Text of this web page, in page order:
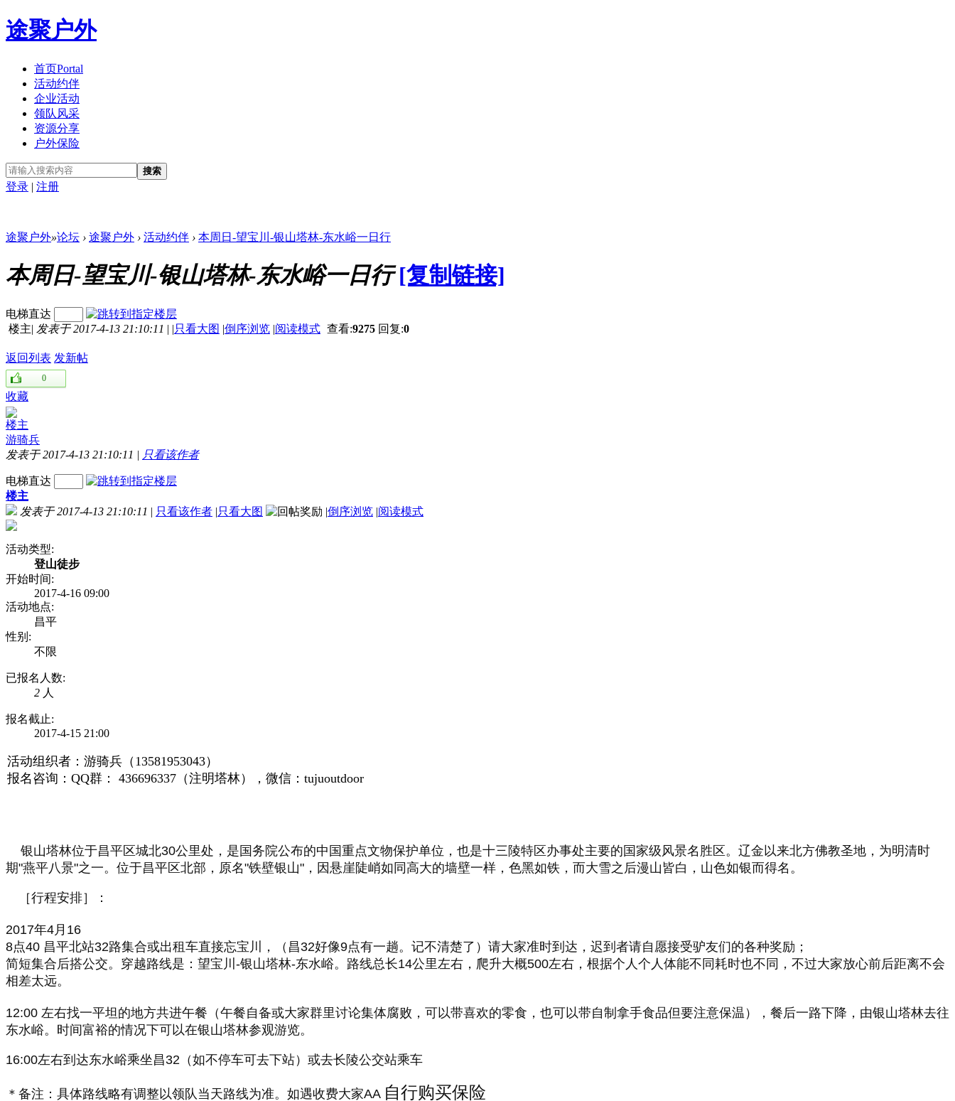
途聚户外
首页Portal
活动约伴
企业活动
领队风采
资源分享
户外保险
搜索
登录 | 注册
途聚户外»论坛 › 途聚户外 › 活动约伴 › 本周日-望宝川-银山塔林-东水峪一日行
本周日-望宝川-银山塔林-东水峪一日行 [复制链接]
电梯直达
楼主| 发表于 2017-4-13 21:10:11 | |只看大图 |倒序浏览 |阅读模式 查看:9275 回复:0
返回列表 发新帖
0
收藏
楼主
游骑兵
发表于 2017-4-13 21:10:11 | 只看该作者
电梯直达
楼主
发表于 2017-4-13 21:10:11 | 只看该作者 |只看大图 |倒序浏览 |阅读模式
活动类型:
登山徒步
开始时间:
2017-4-16 09:00
活动地点:
昌平
性别:
不限
已报名人数:
2 人
报名截止:
2017-4-15 21:00
活动组织者：游骑兵（13581953043）
报名咨询：QQ群： 436696337（注明塔林），微信：tujuoutdoor
银山塔林位于昌平区城北30公里处，是国务院公布的中国重点文物保护单位，也是十三陵特区办事处主要的国家级风景名胜区。辽金以来北方佛教圣地，为明清时
期"燕平八景"之一。位于昌平区北部，原名"铁壁银山"，因悬崖陡峭如同高大的墙壁一样，色黑如铁，而大雪之后漫山皆白，山色如银而得名。
［行程安排］：
2017年4月16
8点40 昌平北站32路集合或出租车直接忘宝川，（昌32好像9点有一趟。记不清楚了）请大家准时到达，迟到者请自愿接受驴友们的各种奖励；
简短集合后搭公交。穿越路线是：望宝川-银山塔林-东水峪。路线总长14公里左右，爬升大概500左右，根据个人个人体能不同耗时也不同，不过大家放心前后距离不会
相差太远。
12:00 左右找一平坦的地方共进午餐（午餐自备或大家群里讨论集体腐败，可以带喜欢的零食，也可以带自制拿手食品但要注意保温），餐后一路下降，由银山塔林去往
东水峪。时间富裕的情况下可以在银山塔林参观游览。
16:00左右到达东水峪乘坐昌32（如不停车可去下站）或去长陵公交站乘车
＊备注：具体路线略有调整以领队当天路线为准。如遇收费大家AA 自行购买保险